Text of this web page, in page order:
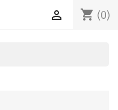
shopping_cart (0)
